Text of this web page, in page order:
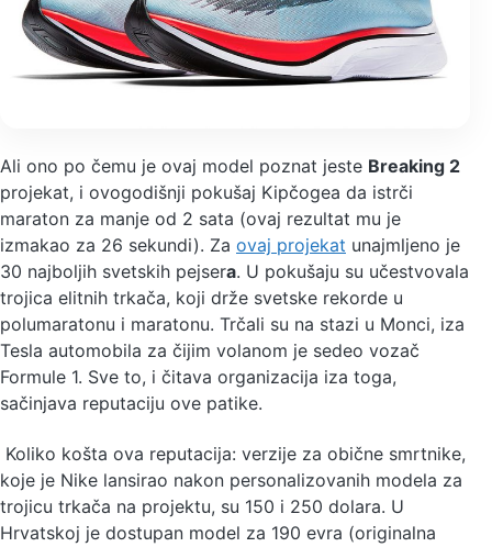
Ali ono po čemu je ovaj model poznat jeste Breaking 2
projekat, i ovogodišnji pokušaj Kipčogea da istrči
maraton za manje od 2 sata (ovaj rezultat mu je
izmakao za 26 sekundi). Za ovaj projekat unajmljeno je
30 najboljih svetskih pejsera. U pokušaju su učestvovala
trojica elitnih trkača, koji drže svetske rekorde u
polumaratonu i maratonu. Trčali su na stazi u Monci, iza
Tesla automobila za čijim volanom je sedeo vozač
Formule 1. Sve to, i čitava organizacija iza toga,
sačinjava reputaciju ove patike.
Koliko košta ova reputacija: verzije za obične smrtnike,
koje je Nike lansirao nakon personalizovanih modela za
trojicu trkača na projektu, su 150 i 250 dolara. U
Hrvatskoj je dostupan model za 190 evra (originalna